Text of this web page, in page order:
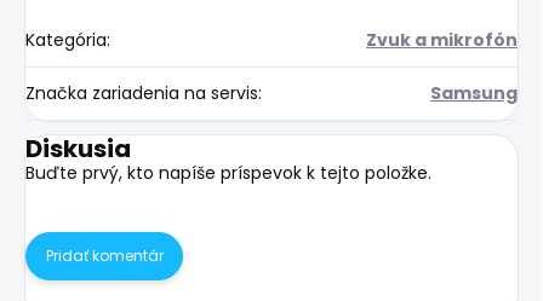
Kategória: Zvuk a mikrofón
Značka zariadenia na servis: Samsung
Diskusia
Buďte prvý, kto napíše príspevok k tejto položke.
Pridať komentár